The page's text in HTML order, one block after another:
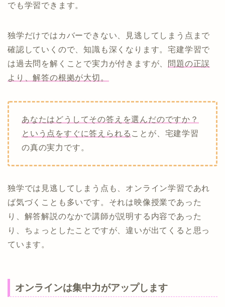
でも学習できます。
独学だけではカバーできない、見逃してしまう点まで
確認していくので、知識も深くなります。宅建学習で
は過去問を解くことで実力が付きますが、
問題の正誤
より、解答の根拠が大切。
あなたはどうしてその答えを選んだのですか？
という点をすぐに答えられる ことが、宅建学習
の真の実力です。
独学では見逃してしまう点も、オンライン学習であれ
ば気づくことも多いです。それは映像授業であった
り、解答解説のなかで講師が説明する内容であった
り、ちょっとしたことですが、違いが出てくると思っ
ています。
オンラインは集中力がアップします